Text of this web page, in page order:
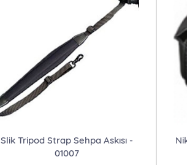
Slik Tripod Strap Sehpa Askısı -
01007